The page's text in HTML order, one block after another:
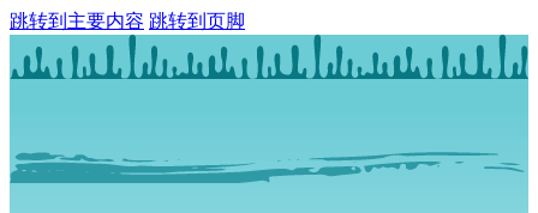
跳转到主要内容 跳转到页脚